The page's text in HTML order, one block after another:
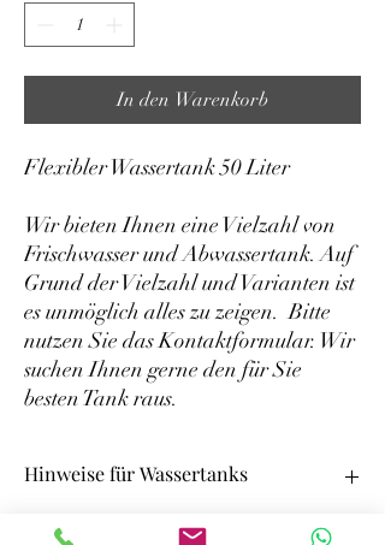
In den Warenkorb
Flexibler Wassertank 50 Liter
Wir bieten Ihnen eine Vielzahl von
Frischwasser und Abwassertank. Auf
Grund der Vielzahl und Varianten ist
es unmöglich alles zu zeigen. Bitte
nutzen Sie das Kontaktformular. Wir
suchen Ihnen gerne den für Sie
besten Tank raus.
Hinweise für Wassertanks
Wir bieten Ihnen eine Vielzahl von